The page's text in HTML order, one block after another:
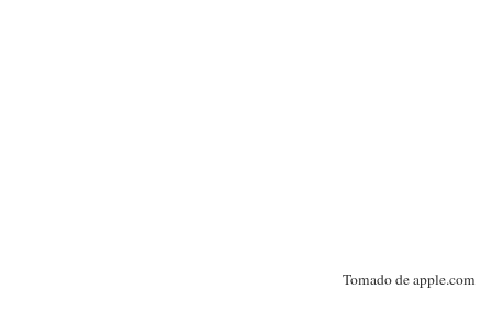
Tomado de apple.com